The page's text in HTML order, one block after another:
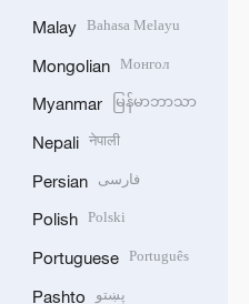
Malay Bahasa Melayu
Mongolian Монгол
Myanmar မြန်မာဘာသာ
Nepali नेपाली
Persian فارسی
Polish Polski
Portuguese Português
Pashto پښتو